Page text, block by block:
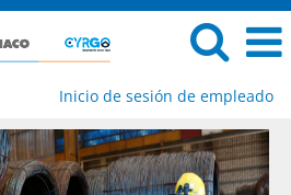
Inicio de sesión de empleado